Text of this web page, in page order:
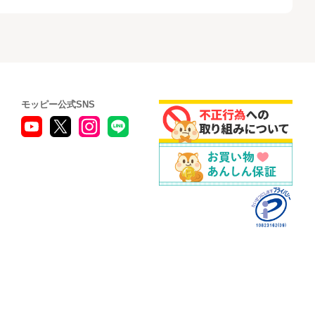
モッピー公式SNS